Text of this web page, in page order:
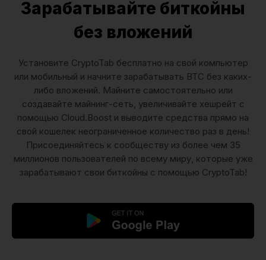
Зарабатывайте биткойны
без вложений
Установите CryptoTab бесплатно на свой компьютер
или мобильный и начните зарабатывать BTC без каких-
либо вложений. Майните самостоятельно или
создавайте майнинг-сеть, увеличивайте хешрейт с
помощью Cloud.Boost и выводите средства прямо на
свой кошелек неограниченное количество раз в день!
Присоединяйтесь к сообществу из более чем 35
миллионов пользователей по всему миру, которые уже
зарабатывают свои биткойны с помощью CryptoTab!